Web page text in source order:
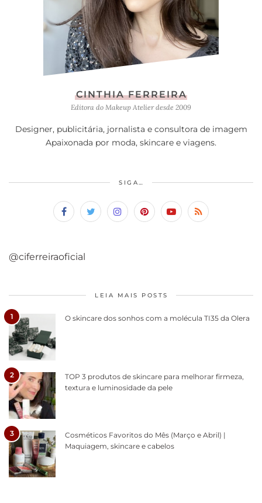
CINTHIA FERREIRA
Editora do Makeup Atelier desde 2009
Designer, publicitária, jornalista e consultora de imagem
Apaixonada por moda, skincare e viagens.
SIGA…
@ciferreiraoficial
LEIA MAIS POSTS
1 O skincare dos sonhos com a molécula TI35 da Olera
2
TOP 3 produtos de skincare para melhorar firmeza,
textura e luminosidade da pele
3
Cosméticos Favoritos do Mês (Março e Abril) |
Maquiagem, skincare e cabelos